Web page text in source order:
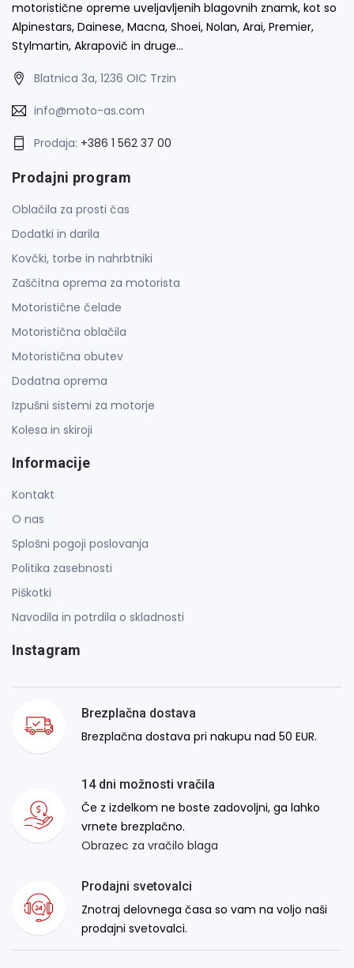
motoristične opreme uveljavljenih blagovnih znamk, kot so
Alpinestars, Dainese, Macna, Shoei, Nolan, Arai, Premier,
Stylmartin, Akrapovič in druge…
Blatnica 3a, 1236 OIC Trzin
info@moto-as.com
Prodaja: +386 1 562 37 00
Prodajni program
Oblačila za prosti čas
Dodatki in darila
Kovčki, torbe in nahrbtniki
Zaščitna oprema za motorista
Motoristične čelade
Motoristična oblačila
Motoristična obutev
Dodatna oprema
Izpušni sistemi za motorje
Kolesa in skiroji
Informacije
Kontakt
O nas
Splošni pogoji poslovanja
Politika zasebnosti
Piškotki
Navodila in potrdila o skladnosti
Instagram
Brezplačna dostava
Brezplačna dostava pri nakupu nad 50 EUR.
14 dni možnosti vračila
Če z izdelkom ne boste zadovoljni, ga lahko
vrnete brezplačno.
Obrazec za vračilo blaga
Prodajni svetovalci
Znotraj delovnega časa so vam na voljo naši
prodajni svetovalci.